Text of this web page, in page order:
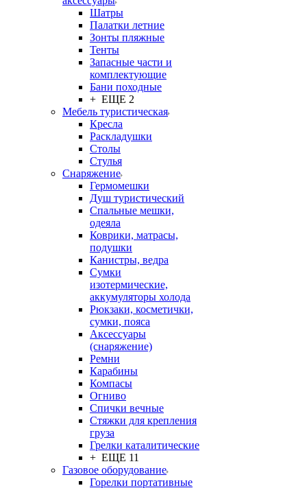
Шатры
Палатки летние
Зонты пляжные
Тенты
Запасные части и
комплектующие
Бани походные
+ ЕЩЕ 2
Мебель туристическая
Кресла
Раскладушки
Столы
Стулья
Снаряжение
Гермомешки
Душ туристический
Спальные мешки,
одеяла
Коврики, матрасы,
подушки
Канистры, ведра
Сумки
изотермические,
аккумуляторы холода
Рюкзаки, косметички,
сумки, пояса
Аксессуары
(снаряжение)
Ремни
Карабины
Компасы
Огниво
Спички вечные
Стяжки для крепления
груза
Грелки каталитические
+ ЕЩЕ 11
Газовое оборудование
Горелки портативные